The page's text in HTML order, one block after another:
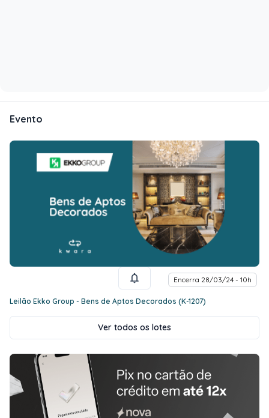
Evento
Encerra 28/03/24 - 10h
Leilão Ekko Group - Bens de Aptos Decorados (K-1207)
Ver todos os lotes